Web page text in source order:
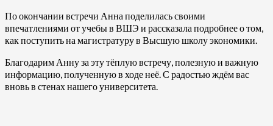
По окончании встречи Анна поделилась своими
впечатлениями от учебы в ВШЭ и рассказала подробнее о том,
как поступить на магистратуру в Высшую школу экономики.
Благодарим Анну за эту тёплую встречу, полезную и важную
информацию, полученную в ходе неё. С радостью ждём вас
вновь в стенах нашего университета.